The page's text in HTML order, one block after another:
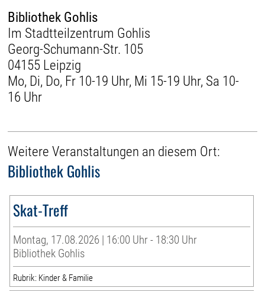
Bibliothek Gohlis
Im Stadtteilzentrum Gohlis
Georg-Schumann-Str. 105
04155 Leipzig
Mo, Di, Do, Fr 10-19 Uhr, Mi 15-19 Uhr, Sa 10-
16 Uhr
Weitere Veranstaltungen an diesem Ort:
Bibliothek Gohlis
Skat-Treff
Montag, 17.08.2026 | 16:00 Uhr - 18:30 Uhr
Bibliothek Gohlis
Rubrik: Kinder & Familie